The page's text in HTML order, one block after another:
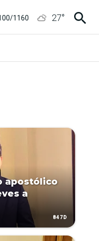
/1160
27°
apostólico
a
847D